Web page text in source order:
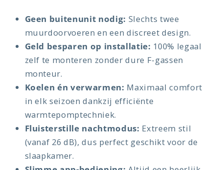
Geen buitenunit nodig: Slechts twee
muurdoorvoeren en een discreet design.
Geld besparen op installatie: 100% legaal
zelf te monteren zonder dure F-gassen
monteur.
Koelen én verwarmen: Maximaal comfort
in elk seizoen dankzij efficiënte
warmtepomptechniek.
Fluisterstille nachtmodus: Extreem stil
(vanaf 26 dB), dus perfect geschikt voor de
slaapkamer.